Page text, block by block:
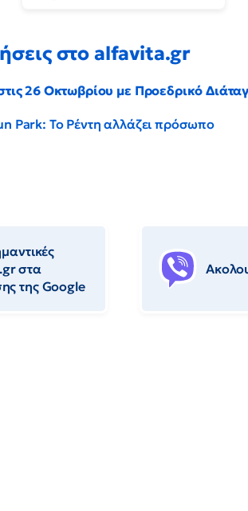
στο alfavita.gr
26 Οκτωβρίου με Προεδρικό
Park: Το Ρέντη αλλάζει πρόσωπο
στα
της Google